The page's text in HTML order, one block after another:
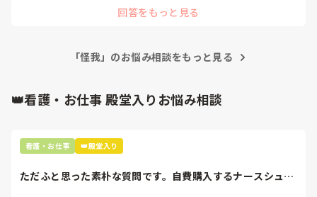
その介護職員に謝って考え直してもらう、代わりに自分が辞
思います。
て、謝罪の一言もありません。旦那は、退院してるけど、未
したら 一生残るかもしれないそうなんです。
もう、旦那が可哀想だし、悔しくて悔しくて。
な言い方で、無理矢理連れていった 旦那の知り合いの事を
許す事が できない私は、間違ってるのでしょうか？
回答をもっと見る
「怪我」のお悩み相談をもっと見る
👑看護・お仕事 殿堂入りお悩み相談
看護・お仕事 👑殿堂入り
ただふと思った素朴な質問です。自費購入するナースシュー